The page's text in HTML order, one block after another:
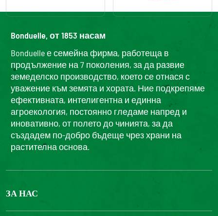
Bonduelle, от 1853 насам
Bonduelle е семейна фирма, работеща в
продължение на 7 поколения, за да развие
земеделско производство, което се отнася с
уважение към земята и хората. Ние подкрепяме
ефективната, интелигентна и единна
агроекология, постоянно гледаме напред и
иновативно, от полето до чинията, за да
създадем по-добро бъдеще чрез храни на
растителна основа.
ЗА НАС
БОНДЮЕЛ ГРУП